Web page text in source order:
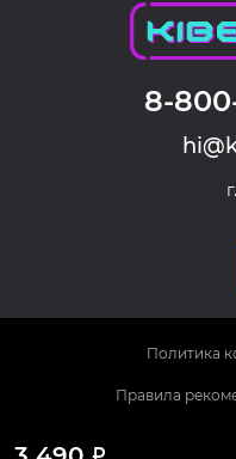
Р
8-
© 2026
Политика
Правила